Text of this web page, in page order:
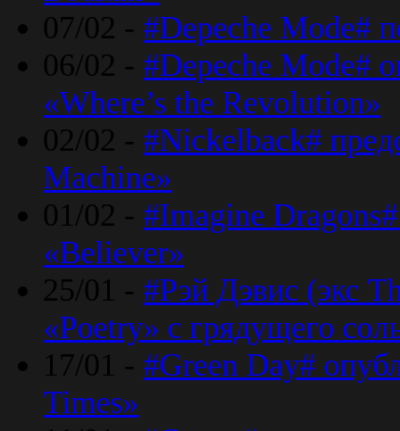
07/02 - #Depeche Mode#
06/02 - #Depeche Mode#
«Where’s the Revolution»
02/02 - #Nickelback#
Machine»
01/02 - #Imagine
«Believer»
25/01 - #Рэй Дэвис (экс
«Poetry» с грядущего
17/01 - #Green Day#
Times»